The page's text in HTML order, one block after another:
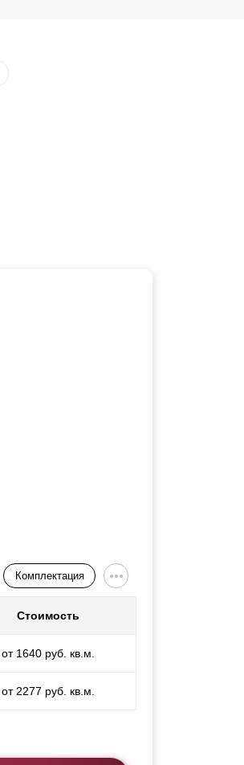
Комплектация
Стоимость
от 1640 руб. кв.м.
от 2277 руб. кв.м.